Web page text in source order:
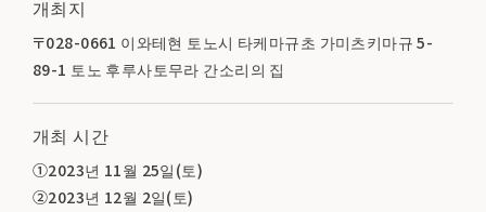
개최지
〒028-0661 이와테현 토노시 타케마규초 가미츠키마규 5-
89-1 토노 후루사토무라 간소리의 집
개최 시간
①2023년 11월 25일(토)
②2023년 12월 2일(토)